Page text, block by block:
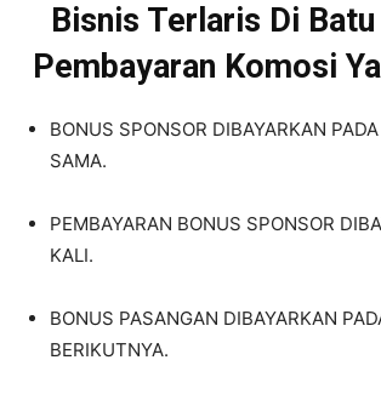
Bisnis Terlaris Di Batu
Pembayaran Komosi
BONUS SPONSOR DIBAYARKAN
SAMA.
PEMBAYARAN BONUS SPONSOR
KALI.
BONUS PASANGAN DIBAYARKAN
BERIKUTNYA.